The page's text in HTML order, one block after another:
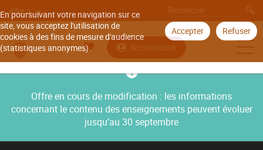
En poursuivant votre navigation sur ce
site, vous acceptez l'utilisation de
cookies à des fins de mesure d'audience
(statistiques anonymes).
Accepter Refuser
Aller à
Se connecter
Offre en cours de modification : les informations
concernant le contenu des enseignements peuvent évoluer
jusqu’au 30 septembre